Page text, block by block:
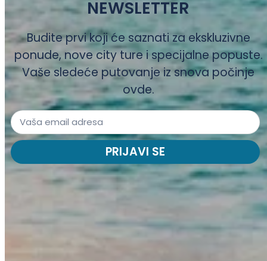
NEWSLETTER
Budite prvi koji će saznati za ekskluzivne
ponude, nove city ture i specijalne popuste.
Vaše sledeće putovanje iz snova počinje
ovde.
PRIJAVI SE